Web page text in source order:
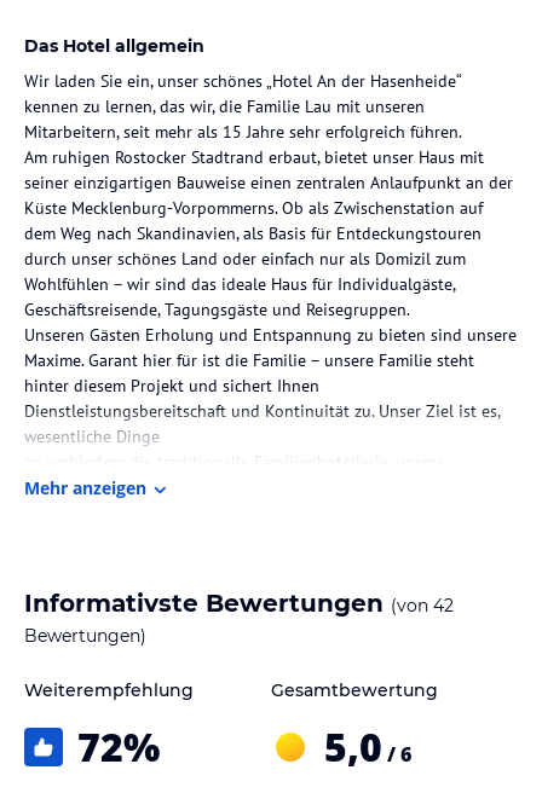
Das Hotel allgemein
Wir laden Sie ein, unser schönes „Hotel An der Hasenheide“
kennen zu lernen, das wir, die Familie Lau mit unseren
Mitarbeitern, seit mehr als 15 Jahre sehr erfolgreich führen.
Am ruhigen Rostocker Stadtrand erbaut, bietet unser Haus mit
seiner einzigartigen Bauweise einen zentralen Anlaufpunkt an der
Küste Mecklenburg-Vorpommerns. Ob als Zwischenstation auf
dem Weg nach Skandinavien, als Basis für Entdeckungstouren
durch unser schönes Land oder einfach nur als Domizil zum
Wohlfühlen – wir sind das ideale Haus für Individualgäste,
Geschäftsreisende, Tagungsgäste und Reisegruppen.
Unseren Gästen Erholung und Entspannung zu bieten sind unsere
Maxime. Garant hier für ist die Familie – unsere Familie steht
hinter diesem Projekt und sichert Ihnen
Dienstleistungsbereitschaft und Kontinuität zu. Unser Ziel ist es,
wesentliche Dinge
zu verbinden: die traditionelle Familienhotellerie, unsere
bekannte Gastronomie und ein modernes Hotelkonzept.
und zuvorkommenden Service, für rund um die Uhr-Betreuung in
unserer persönlichen Art und Weise und für familiäres Flair. Wir
kennen unsere Gäste noch beim Namen!
Die Lage des Hotels
Über den Haupteingang gelangen Sie in unsere hell und modern
gestaltete Empfangshalle. Hier befinden sich der
Mehr anzeigen
Informativste Bewertungen (von 42
Bewertungen)
Weiterempfehlung
72%
Gesamtbewertung
5,0 / 6